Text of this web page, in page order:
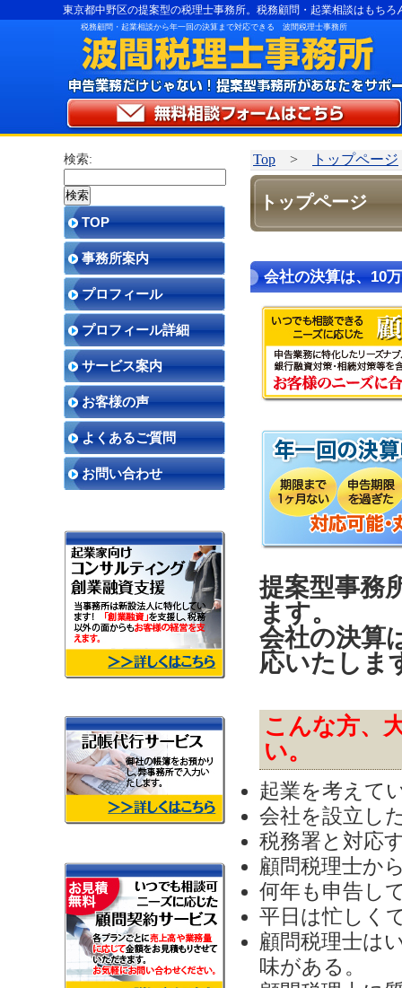
東京都中野区の提案型の税理士事務所。税務顧問・起業相談はもち
税務顧問・起業相談から年一回の決算まで対応できる 波間税理士事務所
Top > トップページ
トップページ
会社の決算は、10
提案型事務
ます。
会社の決算
応いたしま
こんな方、
い。
起業を考えて
会社を設立し
税務署と対応
顧問税理士か
何年も申告し
平日は忙しく
顧問税理士は
味がある。
検索:
TOP
事務所案内
プロフィール
プロフィール詳細
サービス案内
お客様の声
よくあるご質問
お問い合わせ